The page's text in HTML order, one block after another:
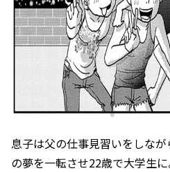
息子は父の仕事見習いをしな
の夢を一転させ22歳で大学生